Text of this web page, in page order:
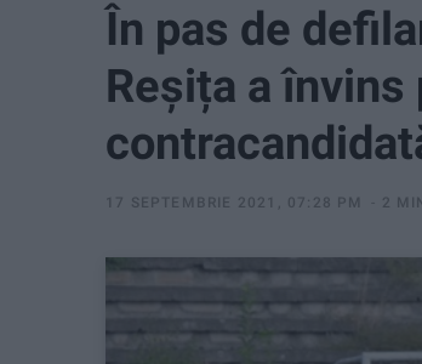
În pas de
Reșița a
17 SEPTEMBRIE 2021, 07:28 PM 2